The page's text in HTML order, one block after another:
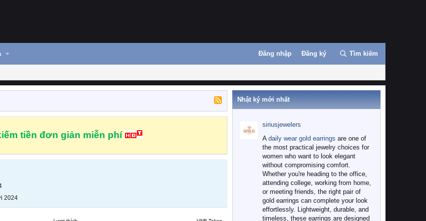
Đăng nhập Đăng ký Tìm kiếm
tiền đơn giản miễn phí
2024
Nhật ký mới nhất
siriusjewelers
A daily wear gold earrings are one of
the most practical jewelry choices for
women who want to look elegant
without compromising comfort.
Whether you're heading to the office,
attending college, working from home,
or meeting friends, the right pair of
gold earrings can complete your look
effortlessly. Lightweight, durable, and
timeless, these earrings are designed